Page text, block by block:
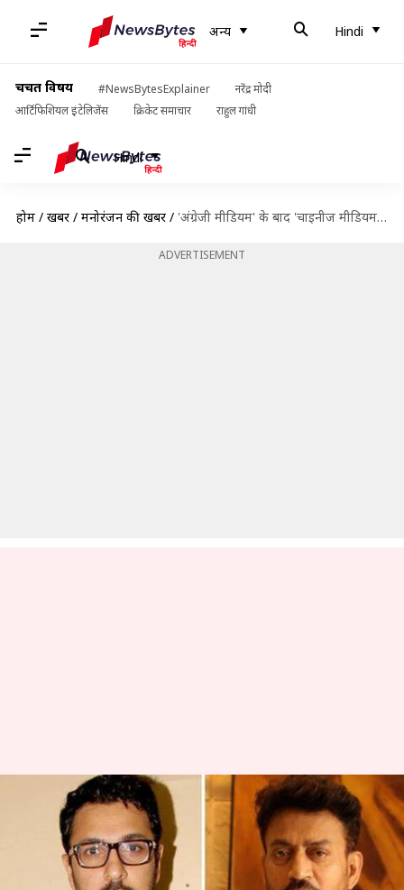
अन्य Hindi
चर्चित विषय #NewsBytesExplainer
नरेंद्र मोदी
आर्टिफिशियल इंटेलिजेंस
क्रिकेट समाचार राहुल गांधी
Hindi
होम / खबरें / मनोरंजन की खबरें / 'अंग्रेजी मीडियम' के बाद 'चाइनीज मीडियम' बनाएंगे प्रोड्यूसर दिनेश विजान!
ADVERTISEMENT
'अंग्रेजी मीडियम' के बाद 'चाइनीज
मीडियम' बनाएंगे प्रोड्यूसर दिनेश
विजान!
भावना साहनी Mar 11, 2020 11:39 am